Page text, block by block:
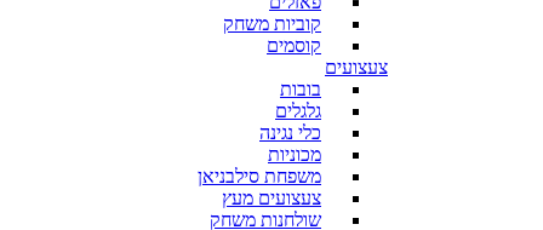
קוביות משחק
קוסמים
צעצועים
בובות
גלגלים
כלי נגינה
מכוניות
משפחת סילבניאן
צעצועים מעץ
שולחנות משחק